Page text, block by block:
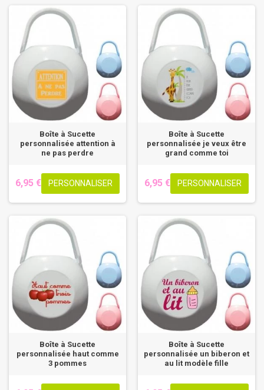
Boîte à Sucette
personnalisée attention à
ne pas perdre
6,95 € PERSONNALISER
Boîte à Sucette
personnalisée je veux être
grand comme toi
6,95 € PERSONNALISER
Boîte à Sucette
personnalisée haut comme
3 pommes
Boîte à Sucette
personnalisée un biberon et
au lit modèle fille